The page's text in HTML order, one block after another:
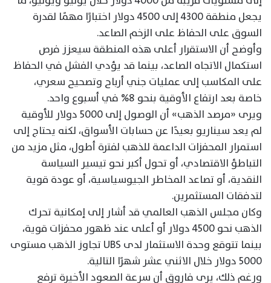
يجعل منطقة 4300 إلى 4500 دولار اختبارًا مهمًا لقدرة
السوق على الحفاظ على الزخم الصاعد.
وأوضح أن الاستقرار أعلى هذه المنطقة سيعزز فرص
استكمال الاتجاه الصاعد، بينما قد يؤدي الفشل في الحفاظ
على المكاسب إلى عمليات جني أرباح وتصحيح سعري،
خاصة بعد ارتفاع الأوقية بنحو 8% في أسبوع واحد.
ويرى «مرصد الذهب» أن الوصول إلى 5000 دولار للأوقية
لم يعد سيناريو بعيدًا عن حسابات الأسواق، لكنه يحتاج إلى
استمرار المحفزات الداعمة للذهب لفترة أطول، مثل مزيد من
التباطؤ الاقتصادي، أو تحول أكبر نحو تيسير السياسة
النقدية، أو تصاعد المخاطر الجيوسياسية، أو عودة قوية
لتدفقات المستثمرين.
وكان مجلس الذهب العالمي قد أشار إلى إمكانية تحرك
الذهب نحو 4500 دولار أو أعلى عند ظهور محفزات قوية،
بينما تتوقع وحدة الاستثمار لدى UBS تجاوز الذهب مستوى
5000 دولار خلال الاثني عشر شهرًا التالية.
ورغم ذلك، يرى فاروق أن سرعة الصعود الأخيرة ترفع